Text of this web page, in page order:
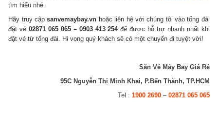
tìm hiểu nhé.
Hãy truy cậpsanvemaybay.vn hoặc liên hệ với chúng tôi vào tổng đài
đặt vé02871 065 065 – 0903 413 254để được hỗ trợ nhanh nhất khi
đặt vé từ tổng đài. Hi vọng quý khách sẽ có một chuyến đi tuyệt vời!
Săn Vé Máy Bay Giá Rẻ
95C Nguyễn Thị Minh Khai, P.Bến Thành, TP.HCM
Tel : 1900 2690– 02871 065 065